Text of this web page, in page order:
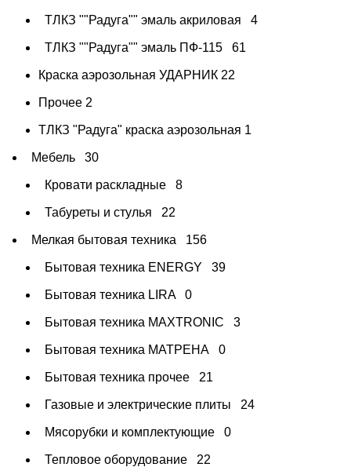
ТЛКЗ ""Радуга"" эмаль акриловая 4
ТЛКЗ ""Радуга"" эмаль ПФ-115 61
Краска аэрозольная УДАРНИК 22
Прочее 2
ТЛКЗ "Радуга" краска аэрозольная 1
Мебель 30
Кровати раскладные 8
Табуреты и стулья 22
Мелкая бытовая техника 156
Бытовая техника ENERGY 39
Бытовая техника LIRA 0
Бытовая техника MAXTRONIC 3
Бытовая техника МАТРЕНА 0
Бытовая техника прочее 21
Газовые и электрические плиты 24
Мясорубки и комплектующие 0
Тепловое оборудование 22